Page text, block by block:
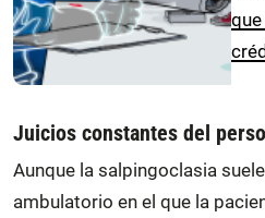
Juicios constantes del
Aunque la salpingoclasia
ambulatorio en el que la